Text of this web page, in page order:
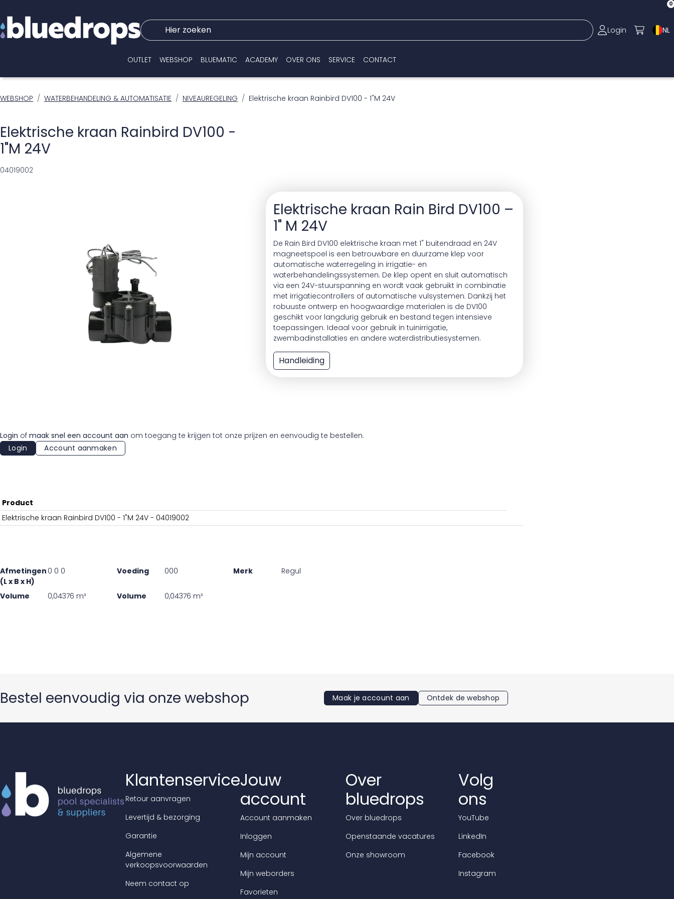
Hier zoeken
Login
0
NL
OUTLET WEBSHOP BLUEMATIC ACADEMY OVER ONS SERVICE CONTACT
WEBSHOP WATERBEHANDELING & AUTOMATISATIE NIVEAUREGELING Elektrische kraan Rainbird DV100 - 1"M 24V
Elektrische kraan Rainbird DV100 -
1"M 24V
04019002
Elektrische kraan Rain Bird DV100 –
1" M 24V
De Rain Bird DV100 elektrische kraan met 1" buitendraad en 24V
magneetspoel is een betrouwbare en duurzame klep voor
automatische waterregeling in irrigatie- en
waterbehandelingssystemen. De klep opent en sluit automatisch
via een 24V-stuurspanning en wordt vaak gebruikt in combinatie
met irrigatiecontrollers of automatische vulsystemen. Dankzij het
robuuste ontwerp en hoogwaardige materialen is de DV100
geschikt voor langdurig gebruik en bestand tegen intensieve
toepassingen. Ideaal voor gebruik in tuinirrigatie,
zwembadinstallaties en andere waterdistributiesystemen.
Handleiding
Login of maak snel een account aan om toegang te krijgen tot onze prijzen en eenvoudig te bestellen.
Login
Account aanmaken
Product
Elektrische kraan Rainbird DV100 - 1"M 24V - 04019002
Afmetingen
(L x B x H)
0 0 0 Voeding 000 Merk Regul
Volume 0,04376 m³ Volume 0,04376 m³
Bestel eenvoudig via onze webshop Maak je account aan Ontdek de webshop
Klantenservice
Retour aanvragen
Levertijd & bezorging
Garantie
Algemene
verkoopsvoorwaarden
Neem contact op
Jouw
account
Account aanmaken
Inloggen
Mijn account
Mijn weborders
Favorieten
Over
bluedrops
Over bluedrops
Openstaande vacatures
Onze showroom
Volg
ons
YouTube
LinkedIn
Facebook
Instagram